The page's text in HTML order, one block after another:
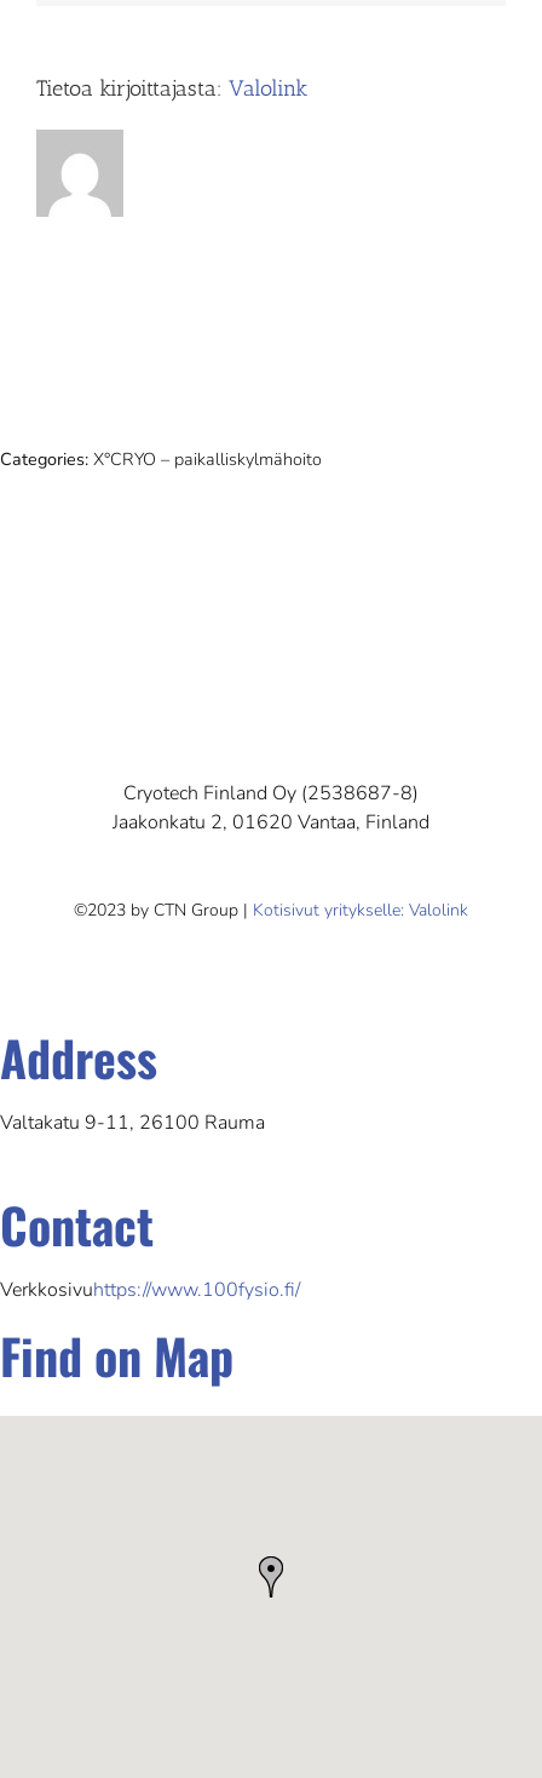
Tietoa kirjoittajasta: Valolink
Categories: X°CRYO – paikalliskylmähoito
Cryotech Finland Oy (2538687-8)
Jaakonkatu 2, 01620 Vantaa, Finland
©2023 by CTN Group | Kotisivut yritykselle: Valolink
Address
Valtakatu 9-11, 26100 Rauma
Contact
Verkkosivuhttps://www.100fysio.fi/
Find on Map